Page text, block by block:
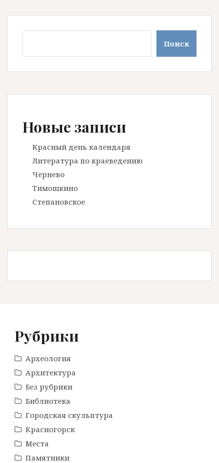
Поиск
Новые записи
Красный день календаря
Литература по краеведению
Чернево
Тимошкино
Степановское
Рубрики
Археология
Архитектура
Без рубрики
Библиотека
Городская скульптура
Красногорск
Места
Памятники